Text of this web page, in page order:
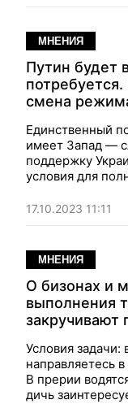
больше у нас
МНЕНИЯ
Путин будет
смена
Единственный
имеет Запад —
поддержку
условия для
смене режима и
17.10.2023 11:11
МНЕНИЯ
О бизонах и
выполнения
закручивают
Условия задачи:
направляетесь
В прерии
дичь